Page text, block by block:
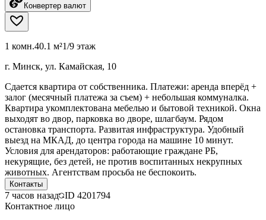
Конвертер валют
1 комн.40.1 м²1/9 этаж
г. Минск, ул. Камайская, 10
Сдается квартира от собственника. Платежи: аренда вперёд +
залог (месячный платежа за съем) + небольшая коммуналка.
Квартира укомплектована мебелью и бытовой техникой. Окна
выходят во двор, парковка во дворе, шлагбаум. Рядом
остановка транспорта. Развитая инфраструктура. Удобный
выезд на МКАД, до центра города на машине 10 минут.
Условия для арендаторов: работающие граждане РБ,
некурящие, без детей, не против воспитанных некрупных
животных. Агентствам просьба не беспокоить.
Контакты
7 часов назад ID 4201794
Контактное лицо